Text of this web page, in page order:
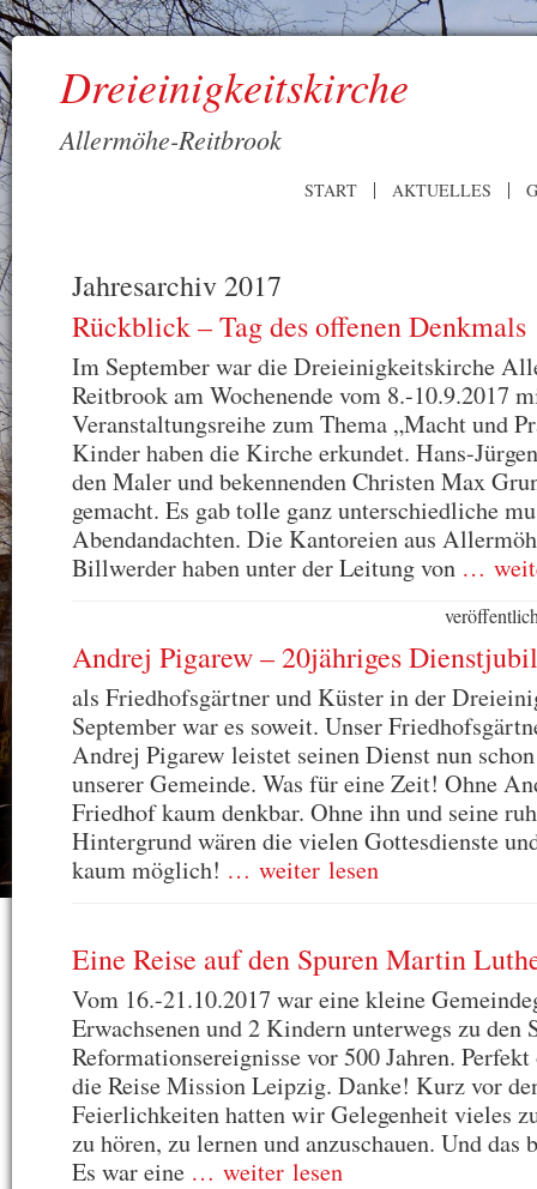
Dreieinigkeitskirche
Allermöhe-Reitbrook
START AKTUELLES
Jahresarchiv 2017
Rückblick – Tag des offenen Denkmals
Im September war die Dreieinigkeitskirche
Reitbrook am Wochenende vom 8.-10.9.2017
Veranstaltungsreihe zum Thema „Macht und
Kinder haben die Kirche erkundet. Hans-
den Maler und bekennenden Christen Max
gemacht. Es gab tolle ganz unterschiedliche
Abendandachten. Die Kantoreien aus
Billwerder haben unter der Leitung von …
Andrej Pigarew – 20jähriges
als Friedhofsgärtner und Küster in der
September war es soweit. Unser
Andrej Pigarew leistet seinen Dienst nun
unserer Gemeinde. Was für eine Zeit! Ohne
Friedhof kaum denkbar. Ohne ihn und seine
Hintergrund wären die vielen Gottesdienste
kaum möglich! … weiter lesen
Eine Reise auf den Spuren Martin
Vom 16.-21.10.2017 war eine kleine
Erwachsenen und 2 Kindern unterwegs zu den
Reformationsereignisse vor 500 Jahren.
die Reise Mission Leipzig. Danke! Kurz vor
Feierlichkeiten hatten wir Gelegenheit vieles
zu hören, zu lernen und anzuschauen. Und das
Es war eine … weiter lesen